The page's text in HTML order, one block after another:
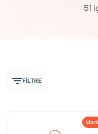
51
FİLTRE